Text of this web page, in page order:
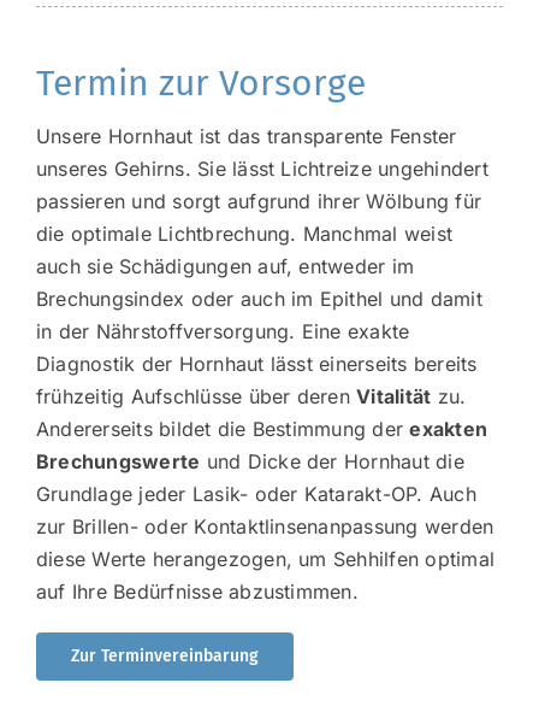
Termin zur Vorsorge
Unsere Hornhaut ist das transparente Fenster
unseres Gehirns. Sie lässt Lichtreize ungehindert
passieren und sorgt aufgrund ihrer Wölbung für
die optimale Lichtbrechung. Manchmal weist
auch sie Schädigungen auf, entweder im
Brechungsindex oder auch im Epithel und damit
in der Nährstoffversorgung. Eine exakte
Diagnostik der Hornhaut lässt einerseits bereits
frühzeitig Aufschlüsse über derenVitalität zu.
Andererseits bildet die Bestimmung derexakten
Brechungswerte und Dicke der Hornhaut die
Grundlage jeder Lasik- oder Katarakt-OP. Auch
zur Brillen- oder Kontaktlinsenanpassung werden
diese Werte herangezogen, um Sehhilfen optimal
auf Ihre Bedürfnisse abzustimmen.
Zur Terminvereinbarung